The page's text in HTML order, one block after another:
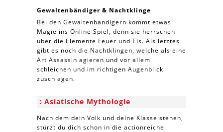
Gewaltenbändiger & Nachtklinge
Bei den Gewaltenbändigern kommt etwas
Magie ins Online Spiel, denn sie herrschen
über die Elemente Feuer und Eis. Als letztes
gibt es noch die Nachtklingen, welche als eine
Art Assassin agieren und vor allem
schleichen und im richtigen Augenblick
zuschlagen.
Asiatische Mythologie
Nach dem dein Volk und deine Klasse stehen,
stürzt du dich schon in die actionreiche